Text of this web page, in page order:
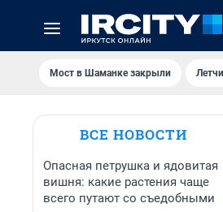
Мост в Шаманке закрыли
ВСЕ НОВОСТИ
Опасная петрушка и ядовитая
вишня: какие растения чаще
всего путают со съедобными